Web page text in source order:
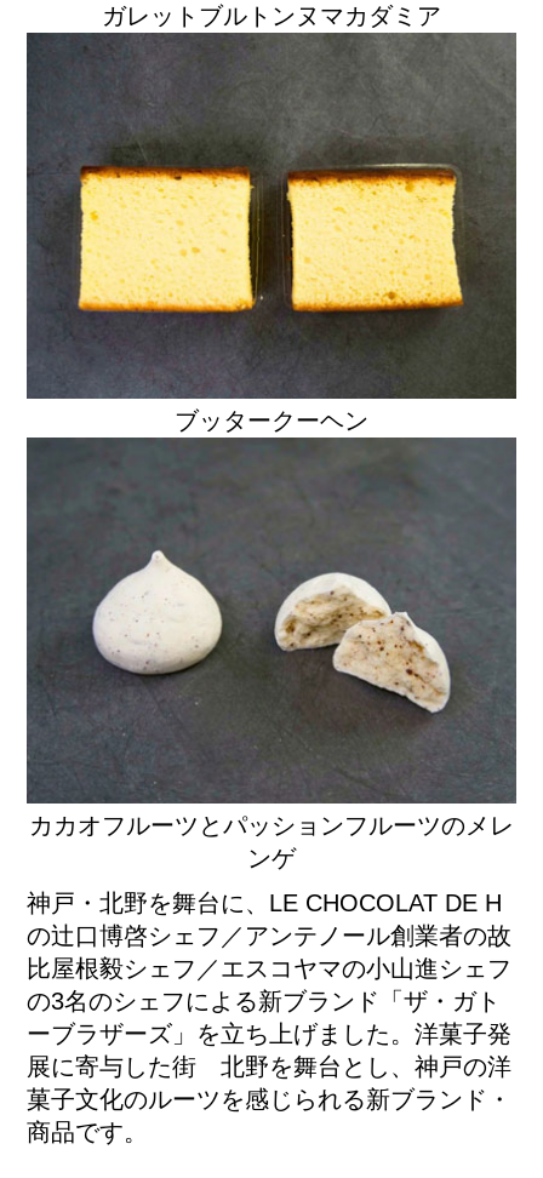
ガレットブルトンヌマカダミア
ブッタークーヘン
カカオフルーツとパッションフルーツのメレ
ンゲ
神戸・北野を舞台に、LE CHOCOLAT DE H
の辻口博啓シェフ／アンテノール創業者の故
比屋根毅シェフ／エスコヤマの小山進シェフ
の3名のシェフによる新ブランド「ザ・ガト
ーブラザーズ」を立ち上げました。洋菓子発
展に寄与した街 北野を舞台とし、神戸の洋
菓子文化のルーツを感じられる新ブランド・
商品です。